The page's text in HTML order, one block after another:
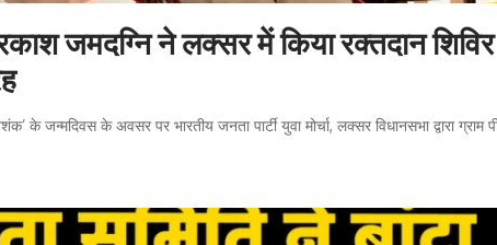
जमदग्नि ने लक्सर में किया रक्तदान शिविर
के जन्मदिवस के अवसर पर भारतीय जनता पार्टी युवा मोर्चा, लक्सर विधानसभा द्वारा ग्राम